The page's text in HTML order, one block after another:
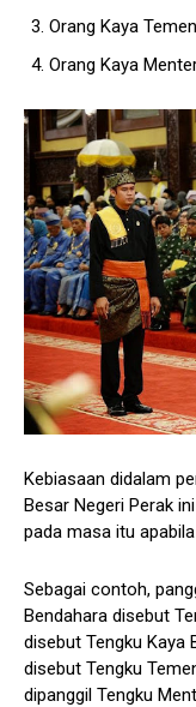
Orang Kaya
Orang Kaya
Kebiasaan didalam
Besar Negeri Perak
pada masa itu
Sebagai contoh,
Bendahara disebut
disebut Tengku Kaya
disebut Tengku
dipanggil Tengku